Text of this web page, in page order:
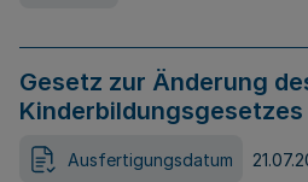
Gesetz zur Änderung
Kinderbildungsgesetzes
Ausfertigungsdatum